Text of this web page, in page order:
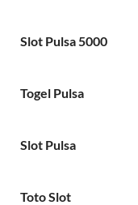
Slot Pulsa 5000
Togel Pulsa
Slot Pulsa
Toto Slot